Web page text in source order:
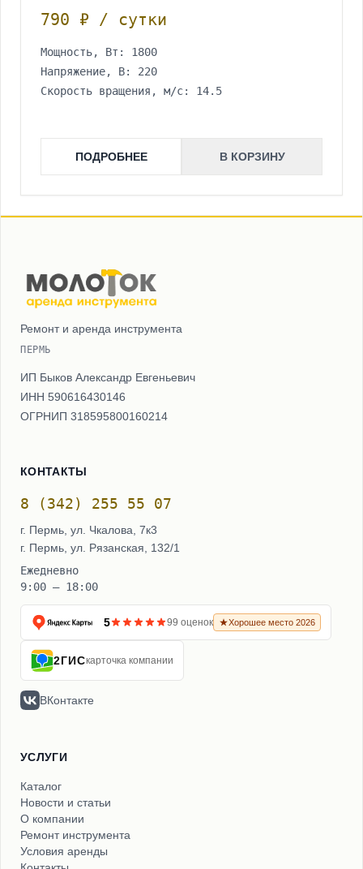
790 ₽ / сутки
Мощность, Вт: 1800
Напряжение, В: 220
Скорость вращения, м/с: 14.5
ПОДРОБНЕЕ В КОРЗИНУ
Ремонт и аренда инструмента
ПЕРМЬ
ИП Быков Александр Евгеньевич
ИНН 590616430146
ОГРНИП 318595800160214
КОНТАКТЫ
8 (342) 255 55 07
г. Пермь, ул. Чкалова, 7к3
г. Пермь, ул. Рязанская, 132/1
Ежедневно
9:00 – 18:00
5 99 оценок Хорошее место 2026
2ГИСкарточка компании
ВКонтакте
УСЛУГИ
Каталог
Новости и статьи
О компании
Ремонт инструмента
Условия аренды